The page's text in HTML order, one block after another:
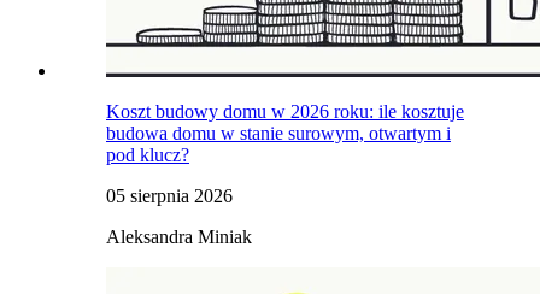
Koszt budowy domu w 2026 roku: ile kosztuje
budowa domu w stanie surowym, otwartym i
pod klucz?
05 sierpnia 2026
Aleksandra Miniak